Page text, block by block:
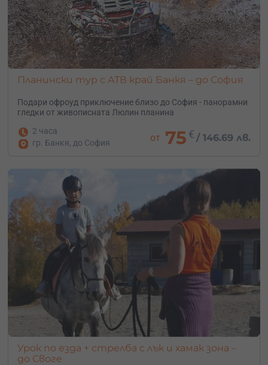
Планински тур с АТВ край Банкя – до София
Подари офроуд приключение близо до София - панорамни
гледки от живописната Люлин планина
2 часа
гр. Банкя, до София
от 75 € / 146.69 лв.
Урок по езда + стрелба с лък и хамак зона –
до Своге